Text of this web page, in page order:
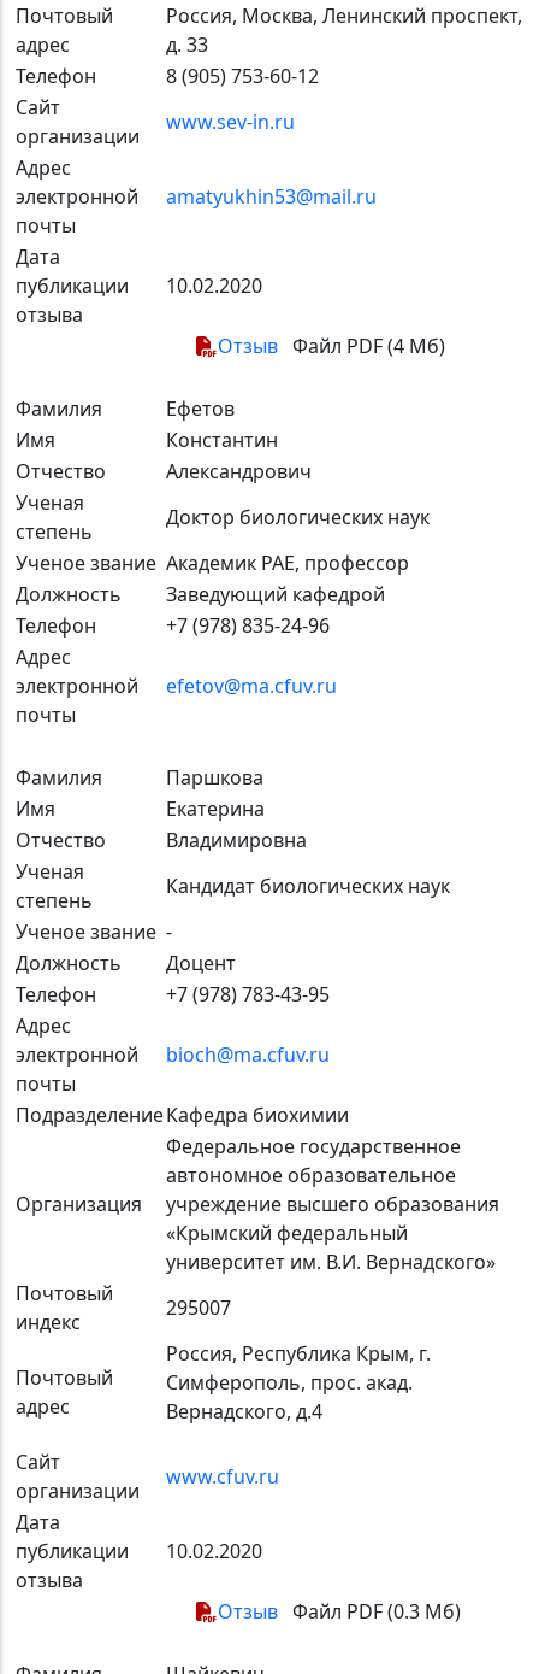
Почтовый
адрес
Россия, Москва, Ленинский проспект,
д. 33
Телефон
8 (905) 753-60-12
Сайт
организации
www.sev-in.ru
Адрес
электронной
почты
amatyukhin53@mail.ru
Дата
публикации
отзыва
10.02.2020
Отзыв Файл PDF (4 Мб)
Фамилия
Ефетов
Имя
Константин
Отчество
Александрович
Ученая
степень
Доктор биологических наук
Ученое звание Академик РАЕ, профессор
Должность
Заведующий кафедрой
Телефон
+7 (978) 835-24-96
Адрес
электронной
почты
efetov@ma.cfuv.ru
Фамилия
Паршкова
Имя
Екатерина
Отчество
Владимировна
Ученая
степень
Кандидат биологических наук
Ученое звание -
Должность
Доцент
Телефон
+7 (978) 783-43-95
Адрес
электронной
почты
bioch@ma.cfuv.ru
ПодразделениеКафедра биохимии
Организация
Федеральное государственное
автономное образовательное
учреждение высшего образования
«Крымский федеральный
университет им. В.И. Вернадского»
Почтовый
индекс
295007
Почтовый
адрес
Россия, Республика Крым, г.
Симферополь, прос. акад.
Вернадского, д.4
Сайт
организации
www.cfuv.ru
Дата
публикации
отзыва
10.02.2020
Отзыв Файл PDF (0.3 Мб)